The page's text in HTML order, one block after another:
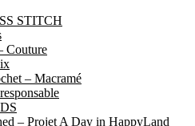
STITCH
Couture
– Macramé
– Projet A Day in HappyLand